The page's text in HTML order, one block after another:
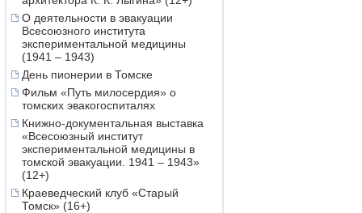
О деятельности в эвакуации
Всесоюзного института
экспериментальной медицины
(1941 – 1943)
День пионерии в Томске
Фильм «Путь милосердия» о
томских эвакогоспиталях
Книжно-документальная выставка
«Всесоюзный институт
экспериментальной медицины в
томской эвакуации. 1941 – 1943»
(12+)
Краеведческий клуб «Старый
Томск» (16+)